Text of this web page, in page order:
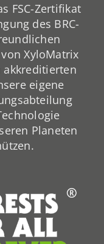
FSC-Zertifikat
des BRC-
XyloMatrix
akkreditierten
eigene
Planeten